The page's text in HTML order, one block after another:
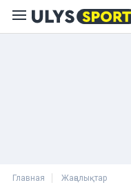
Главная Жаңалықтар